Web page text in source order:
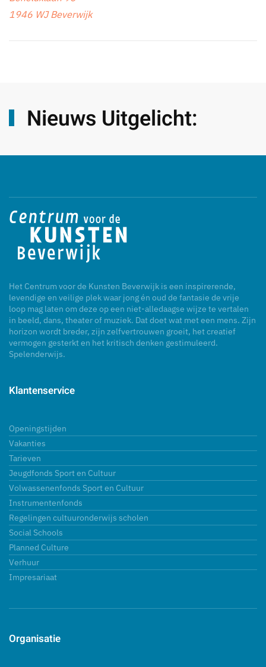
1946 WJ Beverwijk
Nieuws Uitgelicht:
Het Centrum voor de Kunsten Beverwijk is een inspirerende,
levendige en veilige plek waar jong én oud de fantasie de vrije
loop mag laten om deze op een niet-alledaagse wijze te vertalen
in beeld, dans, theater of muziek. Dat doet wat met een mens. Zijn
horizon wordt breder, zijn zelfvertrouwen groeit, het creatief
vermogen gesterkt en het kritisch denken gestimuleerd.
Spelenderwijs.
Klantenservice
Openingstijden
Vakanties
Tarieven
Jeugdfonds Sport en Cultuur
Volwassenenfonds Sport en Cultuur
Instrumentenfonds
Regelingen cultuuronderwijs scholen
Social Schools
Planned Culture
Verhuur
Impresariaat
Organisatie